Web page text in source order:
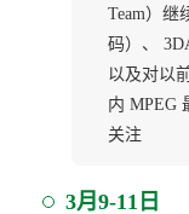
Team）继
码）、
以及对以
内 MPEG
关注
3月9-11日